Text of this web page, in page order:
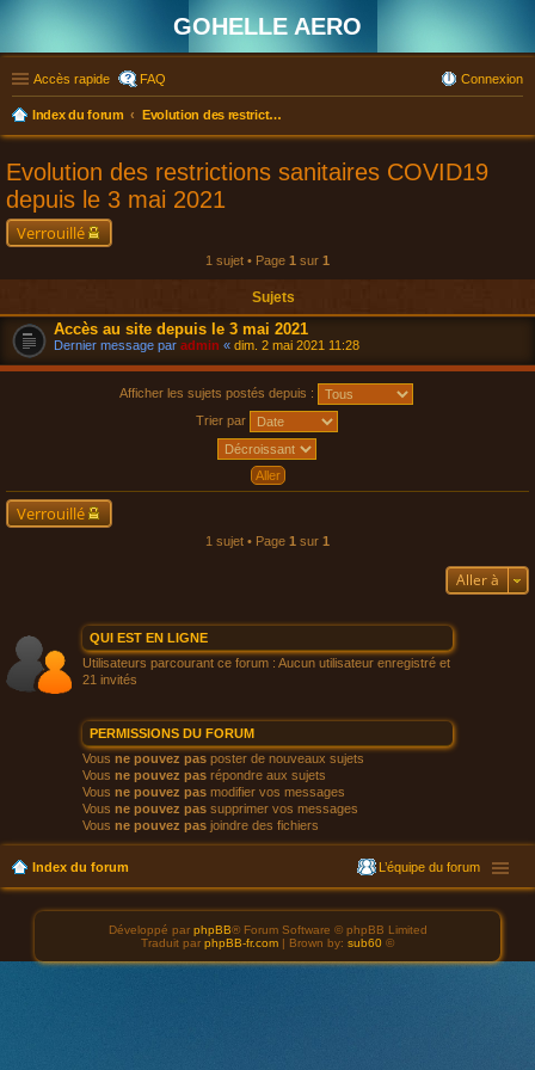
GOHELLE AERO
Accès rapide FAQ Connexion
Index du forum Evolution des restrictions sanitaires COVID19 depuis le 3 mai 2021
Evolution des restrictions sanitaires COVID19
depuis le 3 mai 2021
Verrouillé
1 sujet • Page 1 sur 1
Sujets
Accès au site depuis le 3 mai 2021
Dernier message par admin « dim. 2 mai 2021 11:28
Afficher les sujets postés depuis :
Trier par
Verrouillé
1 sujet • Page 1 sur 1
Aller à
QUI EST EN LIGNE
Utilisateurs parcourant ce forum : Aucun utilisateur enregistré et
21 invités
PERMISSIONS DU FORUM
Vous ne pouvez pas poster de nouveaux sujets
Vous ne pouvez pas répondre aux sujets
Vous ne pouvez pas modifier vos messages
Vous ne pouvez pas supprimer vos messages
Vous ne pouvez pas joindre des fichiers
Index du forum L’équipe du forum
Développé par phpBB® Forum Software © phpBB Limited
Traduit par phpBB-fr.com | Brown by: sub60 ©